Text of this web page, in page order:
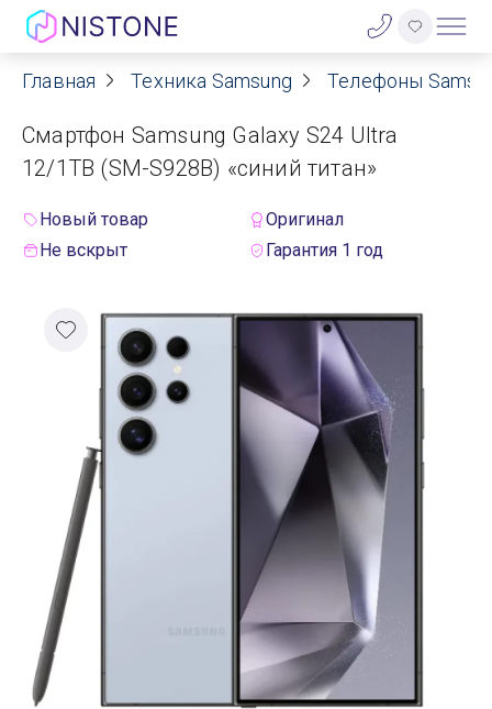
Акции
О нас
Договор оферты
Реквизиты
Контакты
Гарантия
Оплата
Trade-In
Главная Техника Samsung Телефоны
Смартфон Samsung Galaxy S24 Ultra
12/1TB (SM-S928B) «синий титан»
Новый товар
Оригинал
Не вскрыт
Гарантия 1 год